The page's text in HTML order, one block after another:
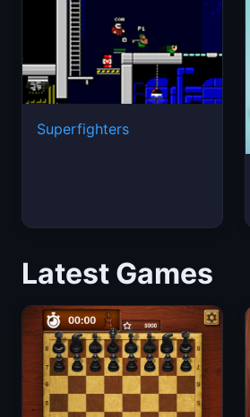
Superfighters
Latest Games